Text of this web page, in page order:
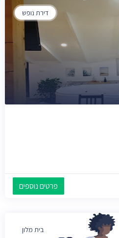
דירת נופש
פרטים נוספים
בית מלון